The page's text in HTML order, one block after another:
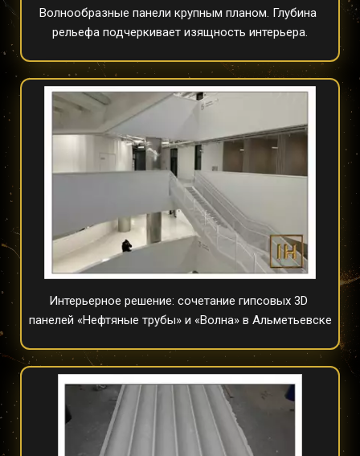
Волнообразные панели крупным планом. Глубина
рельефа подчеркивает изящность интерьера.
Интерьерное решение: сочетание гипсовых 3D
панелей «Нефтяные трубы» и «Волна» в Альметьевске